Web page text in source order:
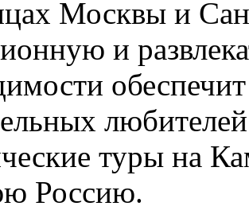
Москвы и
и
туры на
Россию.